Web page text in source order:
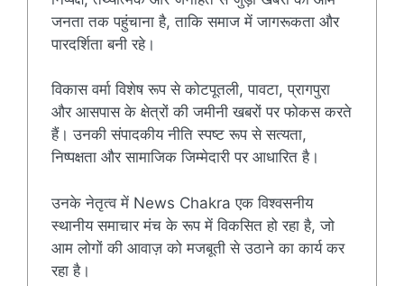
जनता तक पहुंचाना है, ताकि समाज में जागरूकता और
पारदर्शिता बनी रहे।
विकास वर्मा विशेष रूप से कोटपूतली, पावटा, प्रागपुरा
और आसपास के क्षेत्रों की जमीनी खबरों पर फोकस करते
हैं। उनकी संपादकीय नीति स्पष्ट रूप से सत्यता,
निष्पक्षता और सामाजिक जिम्मेदारी पर आधारित है।
उनके नेतृत्व में News Chakra एक विश्वसनीय
स्थानीय समाचार मंच के रूप में विकसित हो रहा है, जो
आम लोगों की आवाज़ को मजबूती से उठाने का कार्य कर
रहा है।